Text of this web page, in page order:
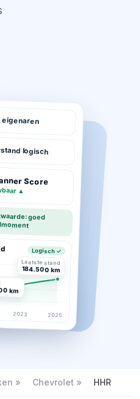
logisch
Score
▲
goed
Logisch ✓
Laatste stand
184.500 km
km
2023 2025
Chevrolet HHR